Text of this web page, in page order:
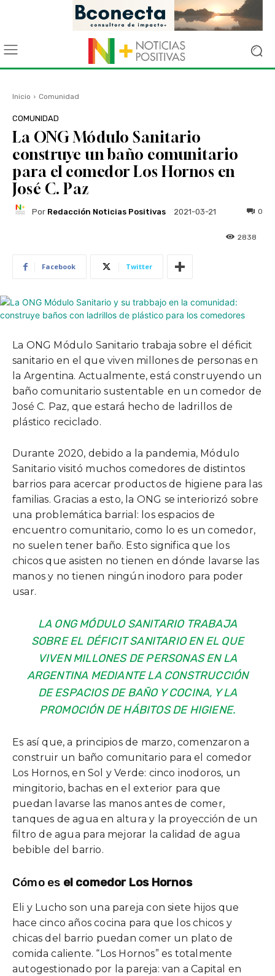
Inicio Comunidad
COMUNIDAD
La ONG Módulo Sanitario
construye un baño comunitario
para el comedor Los Hornos en
José C. Paz
Por Redacción Noticias Positivas 2021-03-21 0
2838
Facebook Twitter
La ONG Módulo Sanitario trabaja sobre el déficit
sanitario en el que viven millones de personas en
la Argentina. Actualmente, está construyendo un
baño comunitario sustentable en un comedor de
José C. Paz, que estará hecho de ladrillos de
plástico reciclado.
Durante 2020, debido a la pandemia, Módulo
Sanitario visitó muchos comedores de distintos
barrios para acercar productos de higiene para las
familias. Gracias a esto, la ONG se interiorizó sobre
una problemática barrial: los espacios de
encuentro comunitario, como lo es un comedor,
no suelen tener baño. Esto significa que los
chicos que asisten no tienen en dónde lavarse las
manos y no tienen ningún inodoro para poder
usar.
LA ONG MÓDULO SANITARIO TRABAJA
SOBRE EL DÉFICIT SANITARIO EN EL QUE
VIVEN MILLONES DE PERSONAS EN LA
ARGENTINA MEDIANTE LA CONSTRUCCIÓN
DE ESPACIOS DE BAÑO Y COCINA, Y LA
PROMOCIÓN DE HÁBITOS DE HIGIENE.
Es así que, a principios de marzo, comenzaron a
construir un baño comunitario para el comedor
Los Hornos, en Sol y Verde: cinco inodoros, un
mingitorio, bachas en el exterior para que
puedan lavarse las manos antes de comer,
tanques de agua en altura y la proyección de un
filtro de agua para mejorar la calidad de agua
bebible del barrio.
Cómo es el comedor Los Hornos
Eli y Lucho son una pareja con siete hijos que
hace cinco años cocina para que los chicos y
chicas del barrio puedan comer un plato de
comida caliente. “Los Hornos” es totalmente
autogestionado por la pareja: van a Capital en